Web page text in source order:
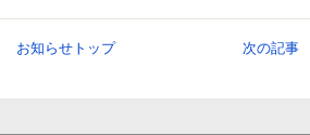
お知らせトップ 次の記事